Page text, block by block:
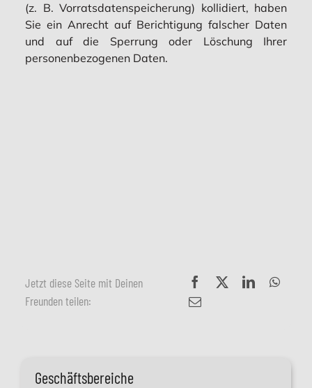
(z. B. Vorratsdatenspeicherung) kollidiert, haben
Sie ein Anrecht auf Berichtigung falscher Daten
und auf die Sperrung oder Löschung Ihrer
personenbezogenen Daten.
Jetzt diese Seite mit Deinen
Freunden teilen:
Geschäftsbereiche